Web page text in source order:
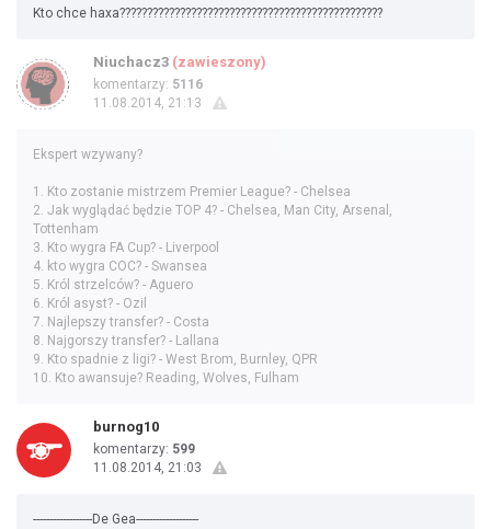
Kto chce haxa????????????????????????????????????????????????
Niuchacz3 (zawieszony)
komentarzy: 5116
11.08.2014, 21:13
Ekspert wzywany?
1. Kto zostanie mistrzem Premier League? - Chelsea
2. Jak wyglądać będzie TOP 4? - Chelsea, Man City, Arsenal,
Tottenham
3. Kto wygra FA Cup? - Liverpool
4. kto wygra COC? - Swansea
5. Król strzelców? - Aguero
6. Król asyst? - Ozil
7. Najlepszy transfer? - Costa
8. Najgorszy transfer? - Lallana
9. Kto spadnie z ligi? - West Brom, Burnley, QPR
10. Kto awansuje? Reading, Wolves, Fulham
burnog10
komentarzy: 599
11.08.2014, 21:03
------------------De Gea-------------------